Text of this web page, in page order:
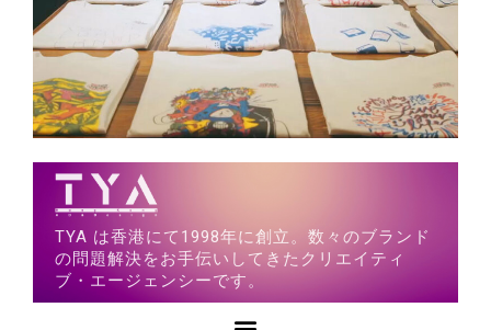
TYA は香港にて1998年に創立。数々のブランド
の問題解決をお手伝いしてきたクリエイティ
ブ・エージェンシーです。